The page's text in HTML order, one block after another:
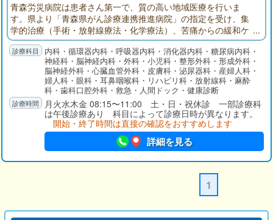
青森労災病院は患者さん第一で、質の高い地域医療を行いま
す。県より「青森県がん診療連携推進病院」の指定を受け、集
学的治療（手術・放射線療法・化学療法）、苦痛からの緩和ケ
ア、早期発見のためのがん検診、に取り組んでおります。
内科・循環器内科・呼吸器内科・消化器内科・糖尿病内科・
神経科・脳神経内科・外科・小児科・整形外科・形成外科・
脳神経外科・心臓血管外科・皮膚科・泌尿器科・産婦人科・
婦人科・眼科・耳鼻咽喉科・リハビリ科・放射線科・麻酔
科・歯科口腔外科・救急・人間ドック・健康診断
月火水木金 08:15〜11:00 土・日・祝休診 一部診療科
は午後診療あり 科目によって診療日時が異なります。
開始・終了時間は直接の確認をおすすめします
詳細を見る
1